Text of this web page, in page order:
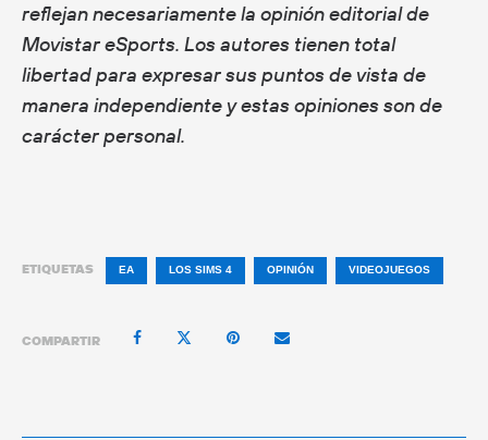
reflejan necesariamente la opinión editorial de
Movistar eSports. Los autores tienen total
libertad para expresar sus puntos de vista de
manera independiente y estas opiniones son de
carácter personal.
ETIQUETAS EA LOS SIMS 4 OPINIÓN VIDEOJUEGOS
COMPARTIR